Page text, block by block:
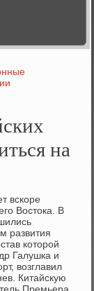
на
вскоре
Востока. В
развития
которой
Галушка и
возглавил
Китайскую